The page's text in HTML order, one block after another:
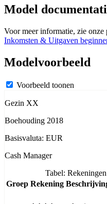
Model
Voor meer informatie, zie onze
Inkomsten & Uitgaven
Modelvoorbeeld
Voorbeeld toonen
Gezin XX
Boehouding 2018
Basisvaluta: EUR
Cash Manager
Tabel: Rekeningen
Groep Rekening